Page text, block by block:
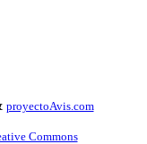
proyectoAvis.com
Commons